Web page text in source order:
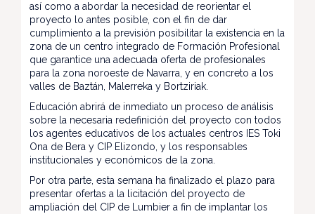
así como a abordar la necesidad de reorientar el
proyecto lo antes posible, con el fin de dar
cumplimiento a la previsión posibilitar la existencia en la
zona de un centro integrado de Formación Profesional
que garantice una adecuada oferta de profesionales
para la zona noroeste de Navarra, y en concreto a los
valles de Baztán, Malerreka y Bortziriak.
Educación abrirá de inmediato un proceso de análisis
sobre la necesaria redefinición del proyecto con todos
los agentes educativos de los actuales centros IES Toki
Ona de Bera y CIP Elizondo, y los responsables
institucionales y económicos de la zona.
Por otra parte, esta semana ha finalizado el plazo para
presentar ofertas a la licitación del proyecto de
ampliación del CIP de Lumbier a fin de implantar los